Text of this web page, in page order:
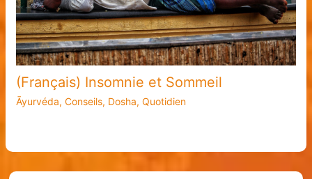
(Français) Insomnie et Sommeil
Āyurvéda, Conseils, Dosha, Quotidien